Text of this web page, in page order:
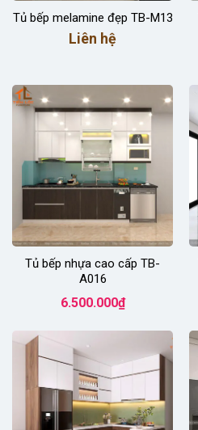
Tủ bếp melamine đẹp TB-M13
Liên hệ
Tủ bếp nhựa cao cấp TB-
A016
6.500.000₫